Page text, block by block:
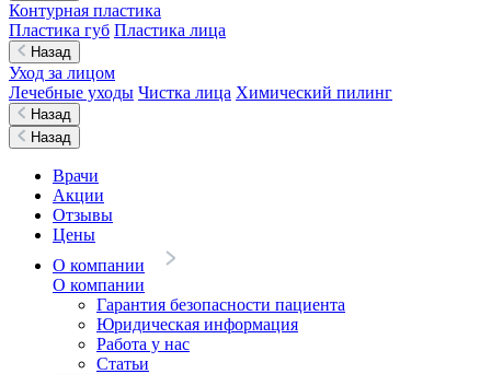
Контурная пластика
Пластика губ Пластика лица
Назад
Уход за лицом
Лечебные уходы Чистка лица Химический пилинг
Назад
Назад
Врачи
Акции
Отзывы
Цены
О компании
О компании
Гарантия безопасности пациента
Юридическая информация
Работа у нас
Статьи